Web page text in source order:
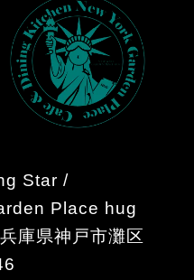
Star /
Place hug
庫県神戸市灘区